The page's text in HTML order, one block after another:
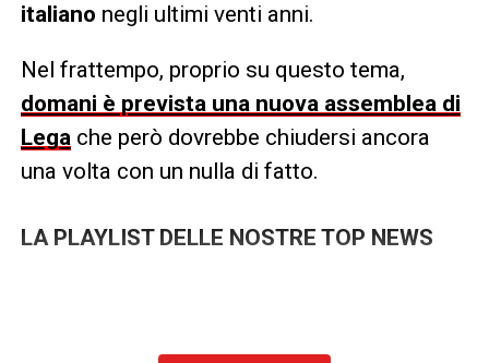
italiano negli ultimi venti anni.
Nel frattempo, proprio su questo tema,
domani è prevista una nuova assemblea di
Legache però dovrebbe chiudersi ancora
una volta con un nulla di fatto.
LA PLAYLIST DELLE NOSTRE TOP NEWS